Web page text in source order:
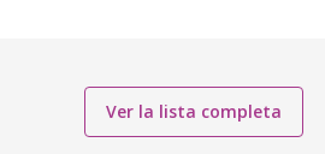
Ver la lista completa